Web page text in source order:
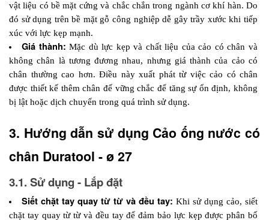
vật liệu có bề mặt cứng và chắc chắn trong ngành cơ khí hàn. Do
đó sử dụng trên bề mặt gỗ công nghiệp dễ gây trầy xước khi tiếp
xúc với lực kẹp mạnh.
Giá thành: Mặc dù lực kẹp và chất liệu của cảo có chân và
không chân là tương đương nhau, nhưng giá thành của cảo có
chân thường cao hơn. Điều này xuất phát từ việc cảo có chân
được thiết kế thêm chân đế vững chắc để tăng sự ổn định, không
bị lật hoặc dịch chuyển trong quá trình sử dụng.
3. Hướng dẫn sử dụng Cảo ống nước có
chân Duratool - ø 27
3.1. Sử dụng - Lắp đặt
Siết chặt tay quay từ từ và đều tay: Khi sử dụng cảo, siết
chặt tay quay từ từ và đều tay để đảm bảo lực kẹp được phân bố